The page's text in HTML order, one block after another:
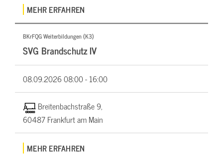
MEHR ERFAHREN
BKrFQG Weiterbildungen (K3)
SVG Brandschutz IV
08.09.202608:00 - 16:00
Breitenbachstraße 9,
60487 Frankfurt am Main
MEHR ERFAHREN